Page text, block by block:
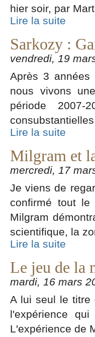
hier soir, par
Lire la suite
Sarkozy :
vendredi, 19
Après 3 années
nous vivons
période 2007-
Lire la suite
Milgram et
mercredi, 17
Je viens de
confirmé tout
Milgram
scientifique, la
Lire la suite
Le jeu de la
mardi, 16 mars
A lui seul le titre
l'expérience
L'expérience de